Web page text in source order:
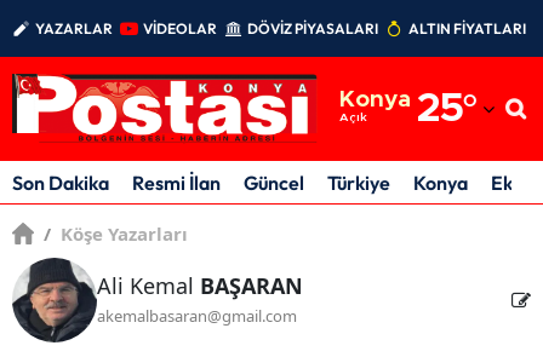
YAZARLAR VİDEOLAR DÖVİZ PİYASALARI ALTIN FİYATLARI
Konya
Açık 25°
Adıyaman
Afyonkarahisar
Son Dakika Resmi İlan Güncel Türkiye Konya
/ Köşe Yazarları
Ali Kemal BAŞARAN
akemalbasaran@gmail.com